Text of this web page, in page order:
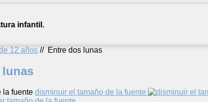
infantil.
12 años // Entre dos lunas
lunas
la fuente disminuir el tamaño de la fuente